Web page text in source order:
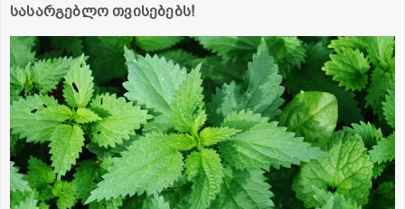
სასარგებლო თვისებებს!